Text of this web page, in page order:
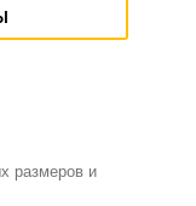
размеров и